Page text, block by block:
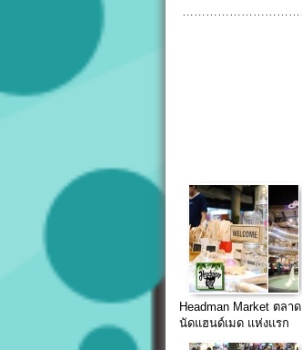
Headman Market ตลาด
นัดแฮนด์เมด แห่งแรก